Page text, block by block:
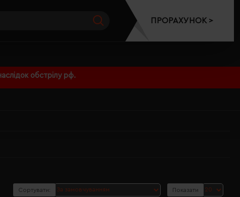
обстрілу рф.
ПРОРАХУНОК >
Сортувати: Показати